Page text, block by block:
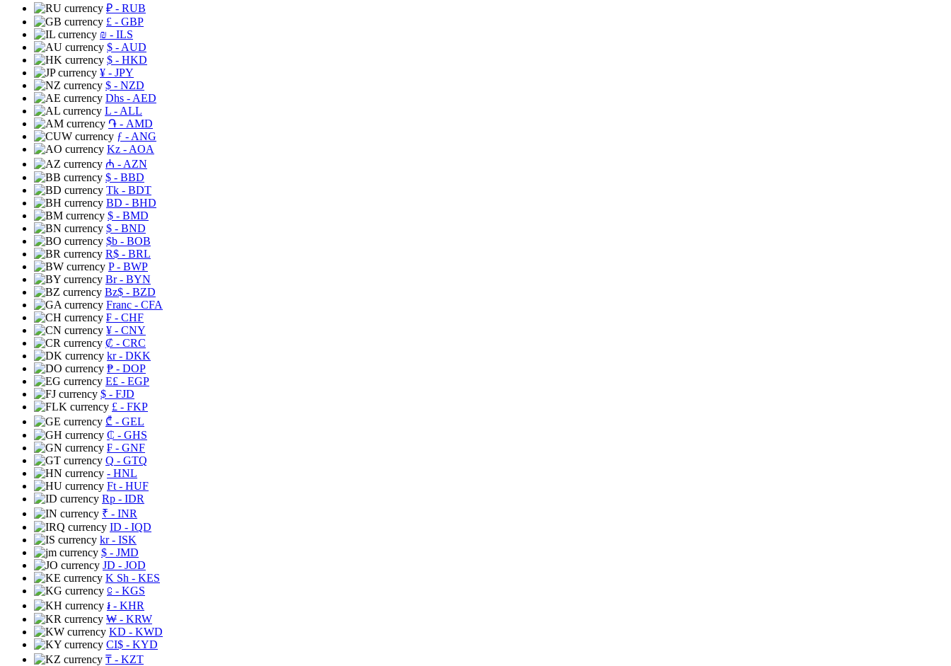
₽ - RUB
£ - GBP
₪ - ILS
$ - AUD
$ - HKD
¥ - JPY
$ - NZD
Dhs - AED
L - ALL
֏ - AMD
ƒ - ANG
Kz - AOA
₼ - AZN
$ - BBD
Tk - BDT
BD - BHD
$ - BMD
$ - BND
$b - BOB
R$ - BRL
P- BWP
Br- BYN
Bz$ - BZD
Franc - CFA
₣ - CHF
¥ - CNY
₡ - CRC
kr- DKK
₱ - DOP
E£ - EGP
$ - FJD
£ - FKP
₾ - GEL
₵ - GHS
₣ - GNF
Q - GTQ
- HNL
Ft - HUF
Rp - IDR
₹ - INR
ID - IQD
kr- ISK
$ - JMD
JD - JOD
K Sh - KES
⃀ - KGS
៛ - KHR
₩ - KRW
KD - KWD
CI$ - KYD
₸ - KZT